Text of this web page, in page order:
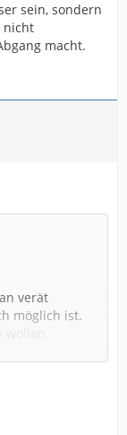
sein, sondern
nicht
macht.
verät
möglich ist.
nur von Ihrer
zu